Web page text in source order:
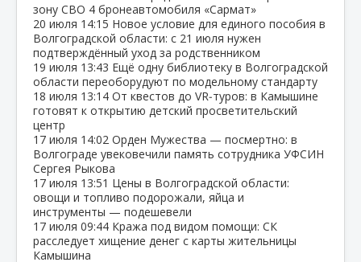
зону СВО 4 бронеавтомобиля «Сармат»
20 июля 14:15 Новое условие для единого пособия в
Волгоградской области: с 21 июля нужен
подтверждённый уход за родственником
19 июля 13:43 Ещё одну библиотеку в Волгоградской
области переоборудуют по модельному стандарту
18 июля 13:14 От квестов до VR‑туров: в Камышине
готовят к открытию детский просветительский
центр
17 июля 14:02 Орден Мужества — посмертно: в
Волгограде увековечили память сотрудника УФСИН
Сергея Рыкова
17 июля 13:51 Цены в Волгоградской области:
овощи и топливо подорожали, яйца и
инструменты — подешевели
17 июля 09:44 Кража под видом помощи: СК
расследует хищение денег с карты жительницы
Камышина